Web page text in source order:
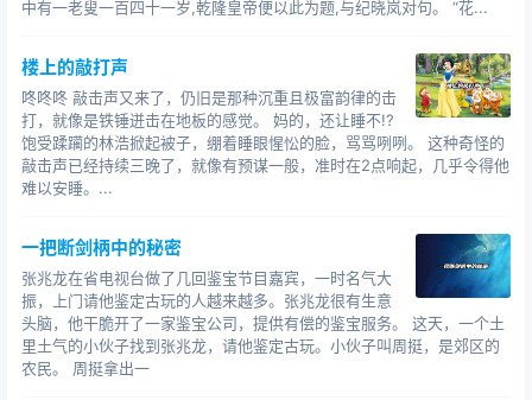
两人的遭遇让我同情也让我感到无奈，严格的来讲两人的
很大的可能性他们两人是昨晚上约会被那邪物害死的，之
所以把那邪物引来是因为川子身上的那股阴邪煞气，而川
子身上的那股阴邪煞气却是掉进了清尸井中沾染上的，如
果我昨天不去挖清尸井或许就
没有这种事，如此说来这个祸害的根源还是那口清尸井。
暴走恐怖第一季
能够开口你们就告诉我，我替你们报
短篇恐怖鬼故事洋娃娃
仇。”没有一点线索，要是那邪物藏起来了，我还真不知道
该去哪里找。
中有一老叟一百四十一岁,乾隆皇帝便以此为题,与纪晓岚对句。 “花...
楼上的敲打声
咚咚咚 敲击声又来了，仍旧是那种沉重且极富韵律的击
打，就像是铁锤迸击在地板的感觉。 妈的，还让睡不!?
饱受蹂躏的林浩掀起被子，绷着睡眼惺忪的脸，骂骂咧咧。 这种奇怪的
敲击声已经持续三晚了，就像有预谋一般，准时在2点响起，几乎令得他
难以安睡。...
一把断剑柄中的秘密
张兆龙在省电视台做了几回鉴宝节目嘉宾，一时名气大
振，上门请他鉴定古玩的人越来越多。张兆龙很有生意
头脑，他干脆开了一家鉴宝公司，提供有偿的鉴宝服务。 这天，一个土
里土气的小伙子找到张兆龙，请他鉴定古玩。小伙子叫周挺，是郊区的
农民。 周挺拿出一